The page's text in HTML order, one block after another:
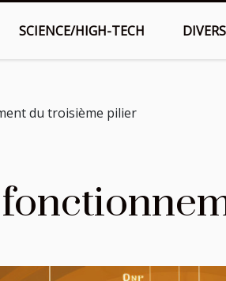
SCIENCE/HIGH-TECH DIVERS
du troisième pilier